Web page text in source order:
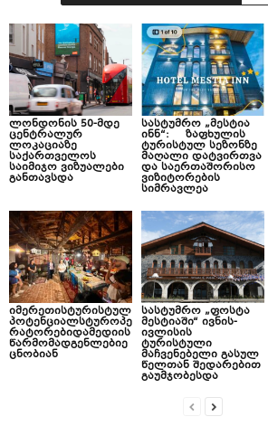
ლონდონის 50-მდე
ცენტრალურ
ლოკაციაზე
საქართველოს
საიმიჯო ვიზუალები
განთავსდა
სასტუმრო „მესტია
ინნ“: ზაფხულის
ტურისტულ სეზონზე
მაღალი დატვირთვა
და საერთაშორისო
ვიზიტორების
სიმრავლეა
იმერეთისტურისტულ
პოტენციალსტუროპე
რატორებიდამედიის
წარმომადგენლებიე
ცნობიან
სასტუმრო „ფოსტა
მესტიაში“ ივნის-
ივლისის
ტურისტული
მაჩვენებელი გასულ
წელთან შედარებით
გაუმჯობესდა